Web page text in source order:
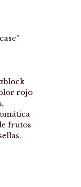
rojo
frutos